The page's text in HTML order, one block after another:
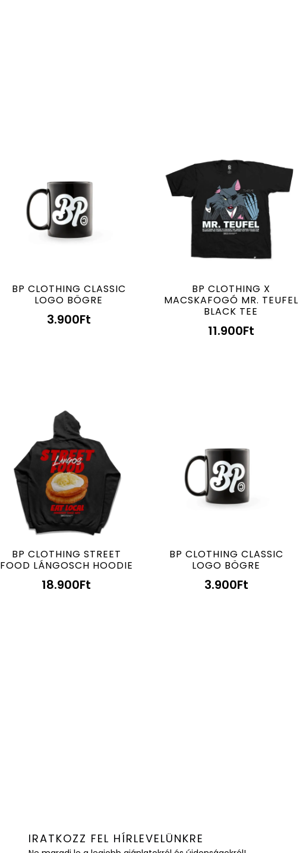
BP CLOTHING CLASSIC
LOGO BÖGRE
3.900Ft
BP CLOTHING X
MACSKAFOGÓ MR. TEUFEL
BLACK TEE
11.900Ft
BP CLOTHING STREET
FOOD LÁNGOSCH HOODIE
18.900Ft
BP CLOTHING CLASSIC
LOGO BÖGRE
3.900Ft
IRATKOZZ FEL HÍRLEVELÜNKRE